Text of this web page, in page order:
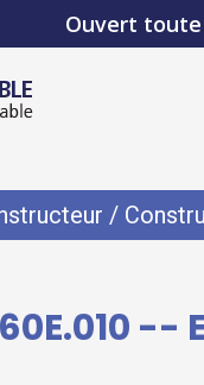
Ouvert toute
/